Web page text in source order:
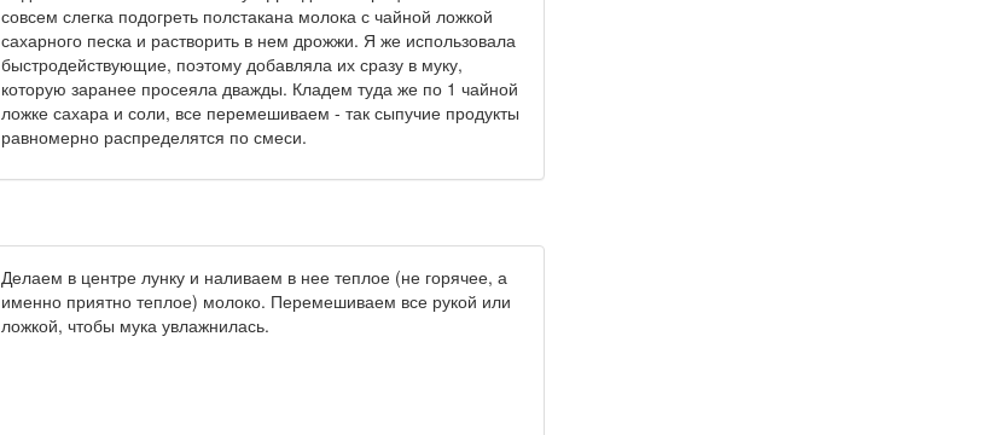
совсем слегка подогреть полстакана молока с чайной ложкой
сахарного песка и растворить в нем дрожжи. Я же использовала
быстродействующие, поэтому добавляла их сразу в муку,
которую заранее просеяла дважды. Кладем туда же по 1 чайной
ложке сахара и соли, все перемешиваем - так сыпучие продукты
равномерно распределятся по смеси.
Делаем в центре лунку и наливаем в нее теплое (не горячее, а
именно приятно теплое) молоко. Перемешиваем все рукой или
ложкой, чтобы мука увлажнилась.